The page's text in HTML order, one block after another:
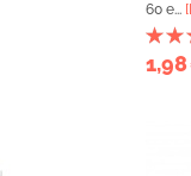
60 e...
1,98